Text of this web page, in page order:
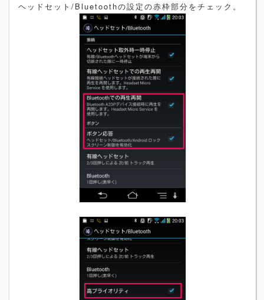
ヘッドセット/Bluetoothの設定の赤枠部分をチェック。